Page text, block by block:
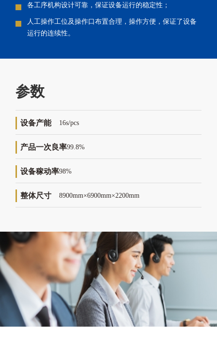
各工序机构设计可靠，保证设备运行的稳定性；
人工操作工位及操作口布置合理，操作方便，保证了设备
运行的连续性。
参数
设备产能 16s/pcs
产品一次良率99.8%
设备稼动率98%
整体尺寸 8900mm×6900mm×2200mm